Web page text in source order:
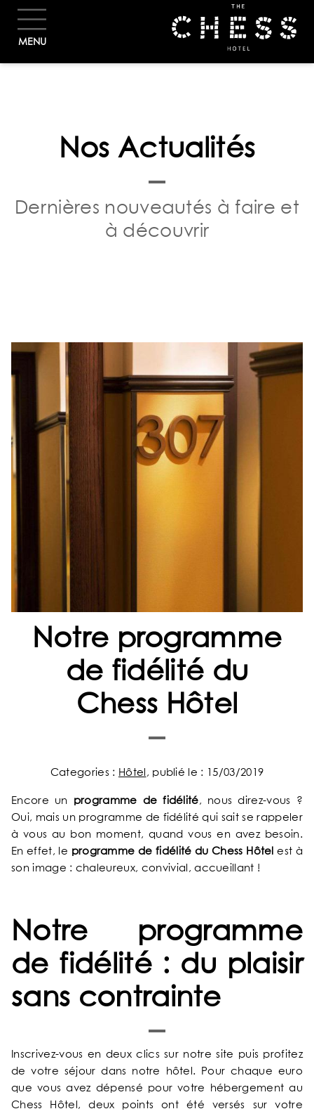
MENU
ACCUEIL
RÉSERVER
Nos Actualités
Dernières nouveautés à faire et
à découvrir
Notre programme
de fidélité du
Chess Hôtel
Categories : Hôtel , publié le : 15/03/2019
Encore un programme de fidélité, nous direz-vous ?
Oui, mais un programme de fidélité qui sait se rappeler
à vous au bon moment, quand vous en avez besoin.
En effet, le programme de fidélité du Chess Hôtel est à
son image : chaleureux, convivial, accueillant !
Notre programme
de fidélité : du plaisir
sans contrainte
Inscrivez-vous en deux clics sur notre site puis profitez
de votre séjour dans notre hôtel. Pour chaque euro
que vous avez dépensé pour votre hébergement au
Chess Hôtel, deux points ont été versés sur votre